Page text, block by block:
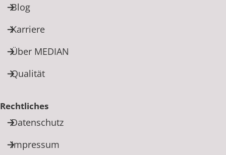
Blog
Karriere
Über MEDIAN
Qualität
Rechtliches
Datenschutz
Impressum